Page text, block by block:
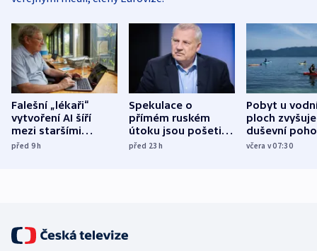
Falešní „lékaři“
vytvoření AI šíří
mezi staršími
Poláky nebezpečné
před 9h
Spekulace o
přímém ruském
útoku jsou pošetilé,
míní estonský
před 23h
Pobyt u
ploch zvyšuje
duševní
ukázala
včera v 07:30